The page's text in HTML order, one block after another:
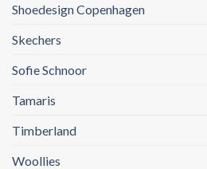
Shoedesign Copenhagen
Skechers
Sofie Schnoor
Tamaris
Timberland
Woollies